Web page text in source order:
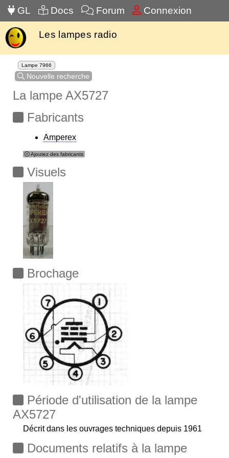
GL Docs Forum Connexion
Les lampes radio
Lampe 7966
Nouvelle recherche
La lampe AX5727
Fabricants
Amperex
Ajoutez des fabricants
Visuels
Brochage
Période d'utilisation de la lampe
AX5727
Décrit dans les ouvrages techniques depuis 1961
Documents relatifs à la lampe